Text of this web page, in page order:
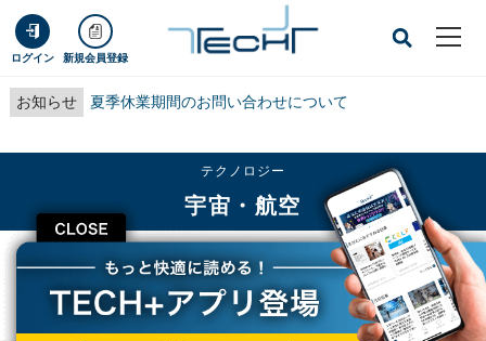
ログイン 新規会員登録
お知らせ 夏季休業期間のお問い合わせについて
CLOSE
テクノロジー
宇宙・航空
TECH+ テクノロジー
宇宙・航空
史上初、旅行者4人だけの宇宙飛行が実現 - そこに込められた願いと可能性